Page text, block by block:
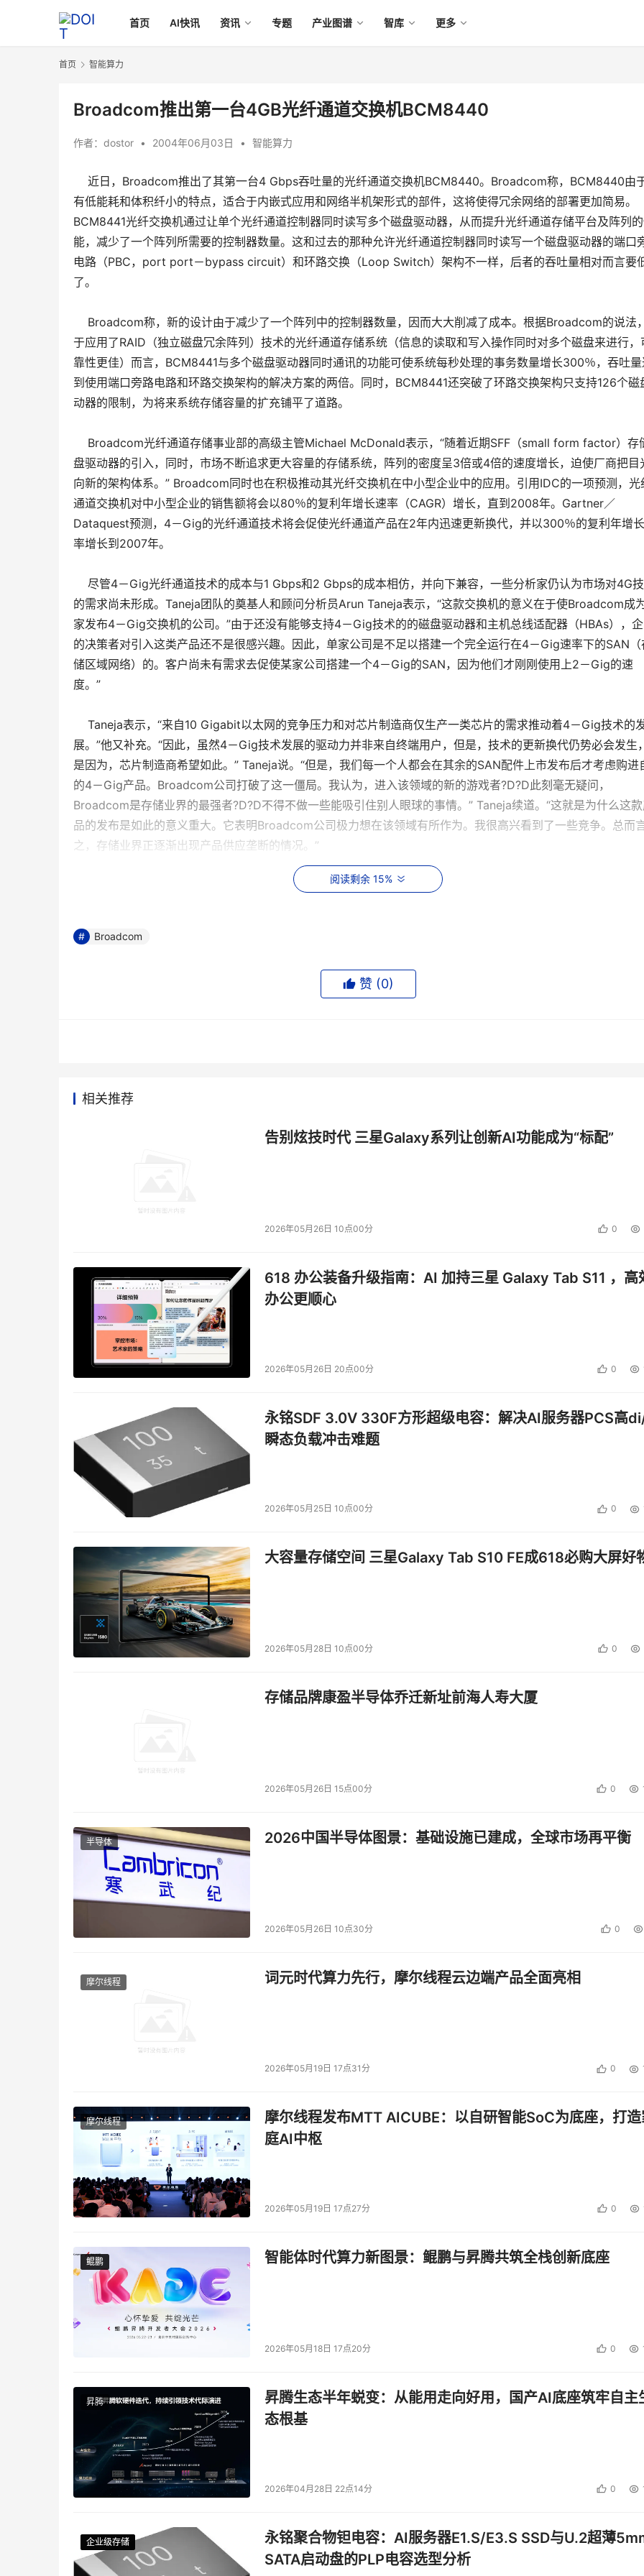
首页 AI快讯 资讯 专题 产业图谱 智库 更多
首页 智能算力
Broadcom推出第一台4GB光纤通道交换机BCM8440
作者： dostor • 2004年06月03日 • 智能算力
近日，Broadcom推出了其第一台4 Gbps吞吐量的光纤通道交换机BCM8440。Broadcom称，BCM8440由
有低能耗和体积纤小的特点，适合于内嵌式应用和网络半机架形式的部件，这将使得冗余网络的部署更加简易。
BCM8441光纤交换机通过让单个光纤通道控制器同时读写多个磁盘驱动器，从而提升光纤通道存储平台及阵列
能，减少了一个阵列所需要的控制器数量。这和过去的那种允许光纤通道控制器同时读写一个磁盘驱动器的端口
电路（PBC，port port－bypass circuit）和环路交换（Loop Switch）架构不一样，后者的吞吐量相对而言要
了。
Broadcom称，新的设计由于减少了一个阵列中的控制器数量，因而大大削减了成本。根据Broadcom的说法
于应用了RAID（独立磁盘冗余阵列）技术的光纤通道存储系统（信息的读取和写入操作同时对多个磁盘来进行，
靠性更佳）而言，BCM8441与多个磁盘驱动器同时通讯的功能可使系统每秒处理的事务数量增长300％，吞吐量
到使用端口旁路电路和环路交换架构的解决方案的两倍。同时，BCM8441还突破了环路交换架构只支持126个磁
动器的限制，为将来系统存储容量的扩充铺平了道路。
Broadcom光纤通道存储事业部的高级主管Michael McDonald表示，“随着近期SFF（small form factor）存
盘驱动器的引入，同时，市场不断追求更大容量的存储系统，阵列的密度呈3倍或4倍的速度增长，迫使厂商把目
向新的架构体系。” Broadcom同时也在积极推动其光纤交换机在中小型企业中的应用。引用IDC的一项预测，光
通道交换机对中小型企业的销售额将会以80％的复利年增长速率（CAGR）增长，直到2008年。Gartner／
Dataquest预测，4－Gig的光纤通道技术将会促使光纤通道产品在2年内迅速更新换代，并以300％的复利年增
率增长到2007年。
尽管4－Gig光纤通道技术的成本与1 Gbps和2 Gbps的成本相仿，并向下兼容，一些分析家仍认为市场对4G
的需求尚未形成。Taneja团队的奠基人和顾问分析员Arun Taneja表示，“这款交换机的意义在于使Broadcom成
家发布4－Gig交换机的公司。”由于还没有能够支持4－Gig技术的的磁盘驱动器和主机总线适配器（HBAs），
的决策者对引入这类产品还不是很感兴趣。因此，单家公司是不足以搭建一个完全运行在4－Gig速率下的SAN（
储区域网络）的。客户尚未有需求去促使某家公司搭建一个4－Gig的SAN，因为他们才刚刚使用上2－Gig的速
度。”
Taneja表示，“来自10 Gigabit以太网的竞争压力和对芯片制造商仅生产一类芯片的需求推动着4－Gig技术的
展。”他又补充。“因此，虽然4－Gig技术发展的驱动力并非来自终端用户，但是，技术的更新换代仍势必会发生
是因为，芯片制造商希望如此。” Taneja说。“但是，我们每一个人都会在其余的SAN配件上市发布后才考虑购进
的4－Gig产品。Broadcom公司打破了这一僵局。我认为，进入该领域的新的游戏者?D?D此刻毫无疑问，
Broadcom是存储业界的最强者?D?D不得不做一些能吸引住别人眼球的事情。” Taneja续道。“这就是为什么这
品的发布是如此的意义重大。它表明Broadcom公司极力想在该领域有所作为。我很高兴看到了一些竞争。总而
之，存储业界正逐渐出现产品供应垄断的情况。”
企业存储集团的高级分析员Nancy Marrone－Hurley也同样认为，4－Gig技术的时代尚未到来。“尽管我们认
Hurley说。“目前，2G的SAN提供的带宽在各种情况下都绰绰有余，同时，和我们交谈的大多数用户都说，只有当
技术完全透明化，升级成本和对原系统的影响最小的时候才会考虑采用它。”“由于超过80％的用户在搭建他们的存
网络的时候，倾向使用一家公司的产品，” Marrone－Hurley续道，“我们预料，当主要的产品提供商升级到4G技
并提供了无缝升级方案时，用户会全部升级到4G技术。新的用户现在如果正在实施SANs，那么则可考虑采用4G技
阅读剩余 15%
Broadcom
赞 (0)
相关推荐
告别炫技时代 三星Galaxy系列让创新AI功能成为“标配”
2026年05月26日 10点00分 0
618 办公装备升级指南：AI 加持三星 Galaxy Tab S11 ，高
办公更顺心
2026年05月26日 20点00分 0
永铭SDF 3.0V 330F方形超级电容：解决AI服务器PCS高
瞬态负载冲击难题
2026年05月25日 10点00分 0
大容量存储空间 三星Galaxy Tab S10 FE成618必购大屏好
2026年05月28日 10点00分 0
存储品牌康盈半导体乔迁新址前海人寿大厦
2026年05月26日 15点00分 0
半导体 2026中国半导体图景：基础设施已建成，全球市场再平衡
2026年05月26日 10点30分 0
摩尔线程 词元时代算力先行，摩尔线程云边端产品全面亮相
2026年05月19日 17点31分 0
摩尔线程
摩尔线程发布MTT AICUBE：以自研智能SoC为底座，打
庭AI中枢
2026年05月19日 17点27分 0
鲲鹏
鲲鹏 智能体时代算力新图景：鲲鹏与昇腾共筑全栈创新底座
2026年05月18日 17点20分 0
昇腾
昇腾生态半年蜕变：从能用走向好用，国产AI底座筑牢自主
态根基
2026年04月28日 22点14分 0
企业级存储
企业级存储
企业级存储
企业级存储
永铭聚合物钽电容：AI服务器E1.S/E3.S SSD与U.2超薄
SATA启动盘的PLP电容选型分析